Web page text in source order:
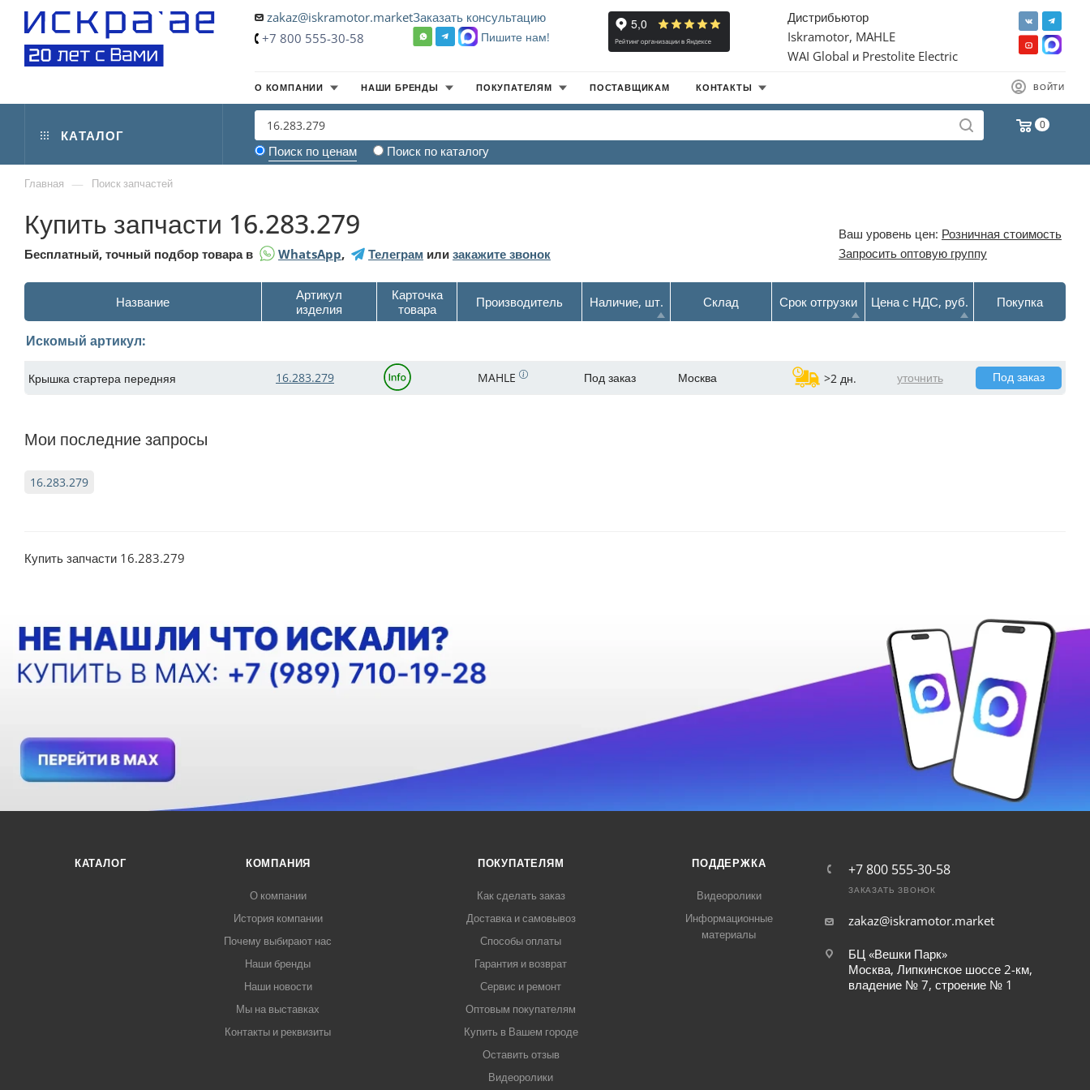
zakaz@iskramotor.market
+7 800 555-30-58
Заказать консультацию
Пишите нам!
Дистрибьютор
Iskramotor, MAHLE
WAI Global и Prestolite Electric
ВОЙТИ
О КОМПАНИИ НАШИ БРЕНДЫ ПОКУПАТЕЛЯМ ПОСТАВЩИКАМ КОНТАКТЫ
0
КАТАЛОГ
Поиск по ценам Поиск по каталогу
Главная — Поиск запчастей
Купить запчасти 16.283.279 Ваш уровень цен: Розничная стоимость
Запросить оптовую группу
Бесплатный, точный подбор товара в WhatsApp, Телеграм или закажите звонок
Название
Артикул
изделия
Карточка
товара
Производитель Наличие, шт. Склад Срок отгрузки Цена с НДС, руб. Покупка
Искомый артикул:
Крышка стартера передняя 16.283.279 MAHLE Под заказ Москва >2 дн. уточнить Под заказ
Мои последние запросы
16.283.279
Купить запчасти 16.283.279
КАТАЛОГ КОМПАНИЯ
О компании
История компании
Почему выбирают нас
Наши бренды
Наши новости
Мы на выставках
Контакты и реквизиты
ПОКУПАТЕЛЯМ
Как сделать заказ
Доставка и самовывоз
Способы оплаты
Гарантия и возврат
Сервис и ремонт
Оптовым покупателям
Купить в Вашем городе
Оставить отзыв
Видеоролики
ПОДДЕРЖКА
Видеоролики
Информационные
материалы
+7 800 555-30-58
ЗАКАЗАТЬ ЗВОНОК
zakaz@iskramotor.market
БЦ «Вешки Парк»
Москва, Липкинское шоссе 2-км,
владение № 7, строение № 1